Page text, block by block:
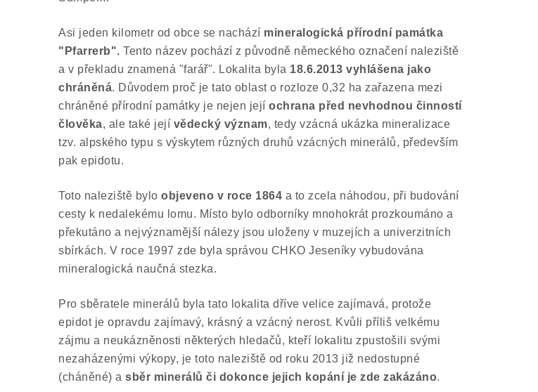
Asi jeden kilometr od obce se nachází mineralogická přírodní památka
"Pfarrerb". Tento název pochází z původně německého označení naleziště
a v překladu znamená "farář". Lokalita byla 18.6.2013 vyhlášena jako
chráněná. Důvodem proč je tato oblast o rozloze 0,32 ha zařazena mezi
chráněné přírodní památky je nejen její ochrana před nevhodnou činností
člověka, ale také její vědecký význam, tedy vzácná ukázka mineralizace
tzv. alpského typu s výskytem různých druhů vzácných minerálů, především
pak epidotu.
Toto naleziště bylo objeveno v roce 1864 a to zcela náhodou, při budování
cesty k nedalekému lomu. Místo bylo odborníky mnohokrát prozkoumáno a
překutáno a nejvýznamější nálezy jsou uloženy v muzejích a univerzitních
sbírkách. V roce 1997 zde byla správou CHKO Jeseníky vybudována
mineralogická naučná stezka.
Pro sběratele minerálů byla tato lokalita dříve velice zajímavá, protože
epidot je opravdu zajímavý, krásný a vzácný nerost. Kvůli příliš velkému
zájmu a neukázněnosti některých hledačů, kteří lokalitu zpustošili svými
nezaházenými výkopy, je toto naleziště od roku 2013 již nedostupné
(cháněné) a sběr minerálů či dokonce jejich kopání je zde zakázáno.